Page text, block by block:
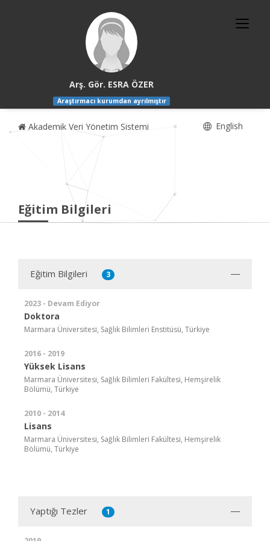
Arş. Gör. ESRA ÖZER
Araştırmacı kurumdan ayrılmıştır
Akademik Veri Yönetim Sistemi English
Eğitim Bilgileri
Eğitim Bilgileri 3
2023 - Devam Ediyor
Doktora
Marmara Üniversitesi, Sağlık Bilimleri Enstitüsü, Türkiye
2016 - 2019
Yüksek Lisans
Marmara Üniversitesi, Sağlık Bilimleri Fakültesi, Hemşirelik
Bölümü, Türkiye
2010 - 2014
Lisans
Marmara Üniversitesi, Sağlık Bilimleri Fakültesi, Hemşirelik
Bölümü, Türkiye
Yaptığı Tezler 1